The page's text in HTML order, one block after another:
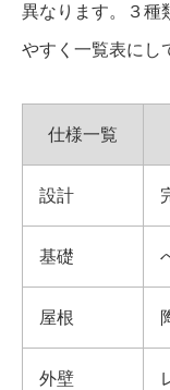
異なります。３種
やすく一覧表にし
仕様一覧
設計
基礎
屋根
外壁